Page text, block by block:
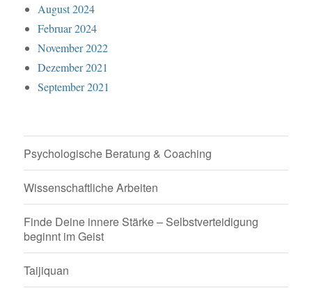
August 2024
Februar 2024
November 2022
Dezember 2021
September 2021
Psychologische Beratung & Coaching
Wissenschaftliche Arbeiten
Finde Deine innere Stärke – Selbstverteidigung
beginnt im Geist
Taijiquan